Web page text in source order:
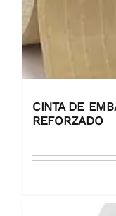
CINTA DE
REFORZADO